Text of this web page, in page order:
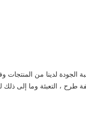
لدينا من المنتجات
طرح ، التعبئة وما إلى